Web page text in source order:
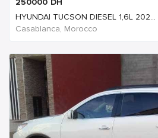
250000 DH
HYUNDAI TUCSON DIESEL 1,6L 202...
Casablanca, Morocco